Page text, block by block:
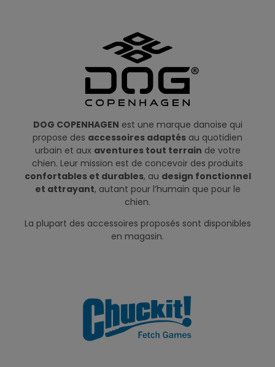
DOG COPENHAGEN est une marque danoise qui
propose des accessoires adaptés au quotidien
urbain et aux aventures tout terrain de votre
chien. Leur mission est de concevoir des produits
confortables et durables, au design fonctionnel
et attrayant, autant pour l’humain que pour le
chien.
La plupart des accessoires proposés sont disponibles
en magasin.